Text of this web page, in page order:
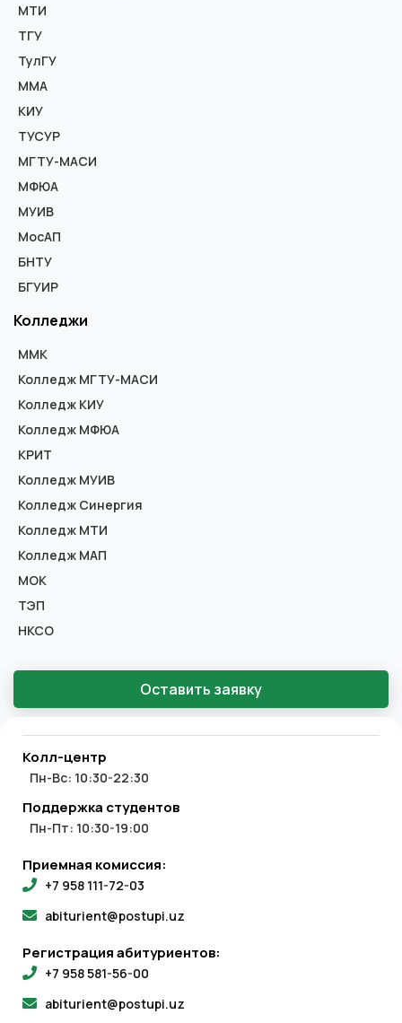
МТИ
ТГУ
ТулГУ
ММА
КИУ
ТУСУР
МГТУ-МАСИ
МФЮА
МУИВ
МосАП
БНТУ
БГУИР
Колледжи
ММК
Колледж МГТУ-МАСИ
Колледж КИУ
Колледж МФЮА
КРИТ
Колледж МУИВ
Колледж Синергия
Колледж МТИ
Колледж МАП
МОК
ТЭП
НКСО
Оставить заявку
Колл-центр
Пн-Вс: 10:30-22:30
Поддержка студентов
Пн-Пт: 10:30-19:00
Приемная комиссия:
+7 958 111-72-03
abiturient@postupi.uz
Регистрация абитуриентов:
+7 958 581-56-00
abiturient@postupi.uz